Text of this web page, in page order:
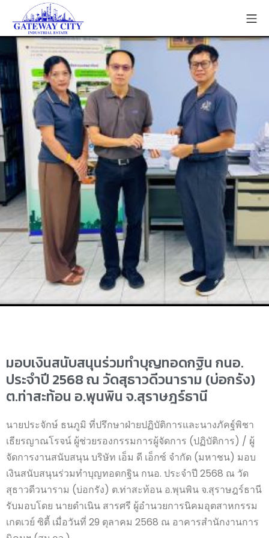
มอบเงินสนับสนุนร่วมทำบุญทอดกฐิน กนอ.
ประจำปี 2568 ณ วัดสุธาวดีวนาราม (บ่อกรัง)
ต.ท่าสะท้อน อ.พุนพิน จ.สุราษฎร์ธานี
นายประจักษ์ ธนภูมิ ที่ปรึกษาฝ่ายปฏิบัติการและนางภัคฐ์พิชา
เธียรญาณโรจน์ ผู้ช่วยรองกรรมการผู้จัดการ (ปฏิบัติการ) / ผู้
จัดการงานสนับสนุน บริษัท เอ็ม ดี เอ็กซ์ จำกัด (มหาชน) มอบ
เงินสนับสนุนร่วมทำบุญทอดกฐิน กนอ. ประจำปี 2568 ณ วัด
สุธาวดีวนาราม (บ่อกรัง) ต.ท่าสะท้อน อ.พุนพิน จ.สุราษฎร์ธานี
รับมอบโดย นายดำเนิน สารศรี ผู้อำนวยการนิคมอุตสาหกรรม
เกตเวย์ ซิตี้ เมื่อวันที่ 29 ตุลาคม 2568 ณ อาคารสำนักงานการ